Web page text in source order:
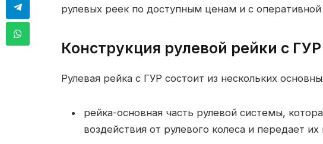
рулевых реек по доступным ценам и с оперативной
Конструкция рулевой рейки с ГУР
Рулевая рейка с ГУР состоит из нескольких
рейка-основная часть рулевой системы,
воздействия от рулевого колеса и передает